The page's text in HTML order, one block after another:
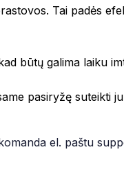
teikia išmanias
Tai padės
būtų galima laiku
pasiryžę suteikti
el. paštu